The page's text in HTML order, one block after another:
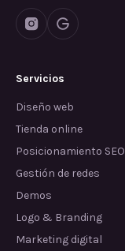
Servicios
Diseño web
Tienda online
Posicionamiento SEO
Gestión de redes
Demos
Logo & Branding
Marketing digital